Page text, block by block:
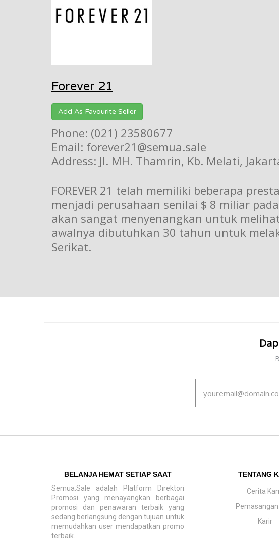
Forever 21
Add As Favourite Seller
Phone: (021) 23580677
Email: forever21@semua.sale
Address: Jl. MH. Thamrin, Kb. Melati,
FOREVER 21 telah memiliki beberapa
menjadi perusahaan senilai $ 8 miliar
akan sangat menyenangkan untuk
awalnya dibutuhkan 30 tahun untuk
Serikat.
BELANJA HEMAT SETIAP SAAT
Semua.Sale adalah Platform Direktori
Promosi yang menayangkan berbagai
promosi dan penawaran terbaik yang
sedang berlangsung dengan tujuan untuk
memudahkan user mendapatkan promo
terbaik.
TENTANG
Cerita
Karir